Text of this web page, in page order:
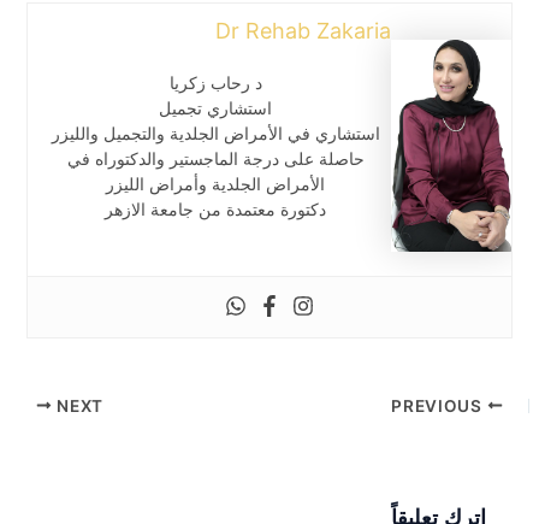
Dr Rehab Zakaria
د رحاب زكريا
استشاري تجميل
استشاري في الأمراض الجلدية والتجميل والليزر
حاصلة على درجة الماجستير والدكتوراه في
الأمراض الجلدية وأمراض الليزر
دكتورة معتمدة من جامعة الازهر
NEXT
اترك تعليقاً